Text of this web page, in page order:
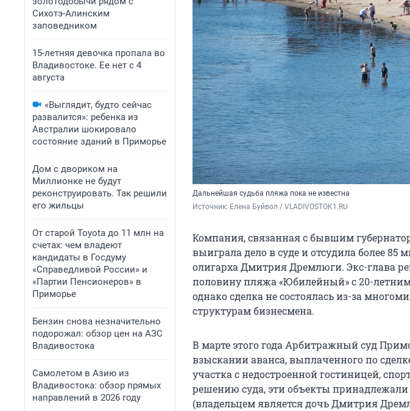
Сихотэ-Алинским
заповедником
15-летняя девочка пропала во
Владивостоке. Ее нет с 4
августа
«Выглядит, будто сейчас
развалится»: ребенка из
Австралии шокировало
состояние зданий в Приморье
Дом с двориком на
Миллионке не будут
реконструировать. Так решили
его жильцы
От старой Toyota до 11 млн на
счетах: чем владеют
кандидаты в Госдуму
«Справедливой России» и
«Партии Пенсионеров» в
Приморье
Бензин снова незначительно
подорожал: обзор цен на АЗС
Владивостока
Самолетом в Азию из
Владивостока: обзор прямых
направлений в 2026 году
Дальнейшая судьба пляжа пока не известна
Источник: Елена Буйвол / VLADIVOSTOK1.RU
Компания, связанная с бывшим
выиграла дело в суде и отсудила более85
олигарха Дмитрия Дремлюги. Экс-глава
половину пляжа «Юбилейный» с20-
однако сделка не состоялась из-за
структурам бизнесмена.
В марте этого года Арбитражный суд
взыскании аванса, выплаченного по
участка с недостроенной гостиницей,
решению суда, эти объекты
(владельцем является дочь Дмитрия